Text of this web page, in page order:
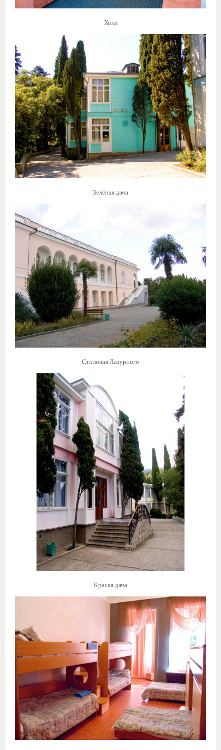
Холл
Зелёная дача
Столовая Лазурного
Красая дача